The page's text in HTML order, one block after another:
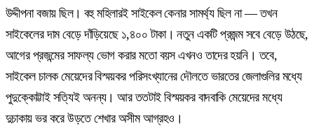
উদ্দীপনা বজায় ছিল। বহু মহিলারই সাইকেল কেনার সামর্থ্য ছিল না — তখন
সাইকেলের দাম বেড়ে দাঁড়িয়েছে ১,৪০০ টাকা। নতুন একটি প্রজন্ম সবে বেড়ে উঠছে,
আগের প্রজন্মের সাফল্য ভোগ করার মতো বয়স এখনও তাদের হয়নি। তবে,
সাইকেল চালক মেয়েদের বিস্ময়কর পরিসংখ্যানের দৌলতে ভারতের জেলাগুলির মধ্যে
পুদুক্কোট্টাই সত্যিই অনন্য। আর ততটাই বিস্ময়কর বাদবাকি মেয়েদের মধ্যে
দুচাকায় ভর করে উড়তে শেখার অসীম আগ্রহও।